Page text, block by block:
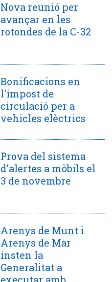
Nova reunió per
avançar en les
rotondes de la C-32
Bonificacions en
l'impost de
circulació per a
vehicles elèctrics
Prova del sistema
d'alertes a mòbils el
3 de novembre
Arenys de Munt i
Arenys de Mar
insten la
Generalitat a